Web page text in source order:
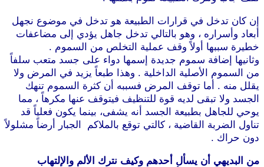
إن كان تدخل في قرارات الطبيعة هو تدخل في موضوع نجهل
أبعاد وأسراره ، وهو بالتالي تدخل جاهل يؤدي إلى مضاعفات
خطيرة سببها أولاً وقف عملية التخلص من السموم .
وثانيها إضافة سموم جديدة إسمها دواء على جسد متعب سلفاً
من السموم الأصلية الداخلية . وهذا طبعاً يزيد في المرض ولا
يقلل منه . أما توقف المرض فسببه أن كثرة السموم تنهك
الجسد ولا تبقى لديه قوة للتنظيف فيتوقف عنها مكرهاً ، مما
يوحي للجاهل بطبيعة الجسد أنه يشفى، بينما يكون فعلياً قد
تناول الضربة القاضية ، كالتي توقع بالملاكم الجبار أرضاً مشلولاً
دون حراك .
من البديهي أن يسأل أحدهم وكيف نترك الألم والإلتهاب